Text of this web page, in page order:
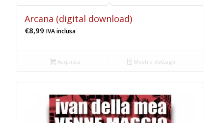
Arcana (digital download)
€8,99 IVA inclusa
Acquista Mostra dettagli